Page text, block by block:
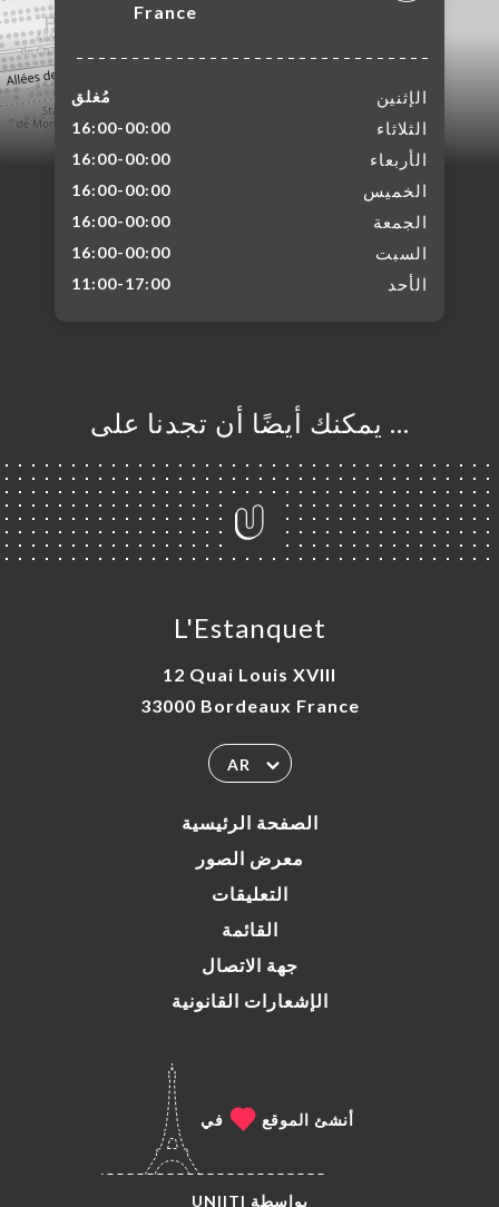
France
الإثنين مُغلق
الثلاثاء 16:00-00:00
الأربعاء 16:00-00:00
الخميس 16:00-00:00
الجمعة 16:00-00:00
السبت 16:00-00:00
الأحد 11:00-17:00
… يمكنك أيضًا أن تجدنا على
L'Estanquet
12 Quai Louis XVIII
33000 Bordeaux France
AR
الصفحة الرئيسية
معرض الصور
التعليقات
القائمة
جهة الاتصال
الإشعارات القانونية
أنشئ الموقع في
بواسطة UNIITI